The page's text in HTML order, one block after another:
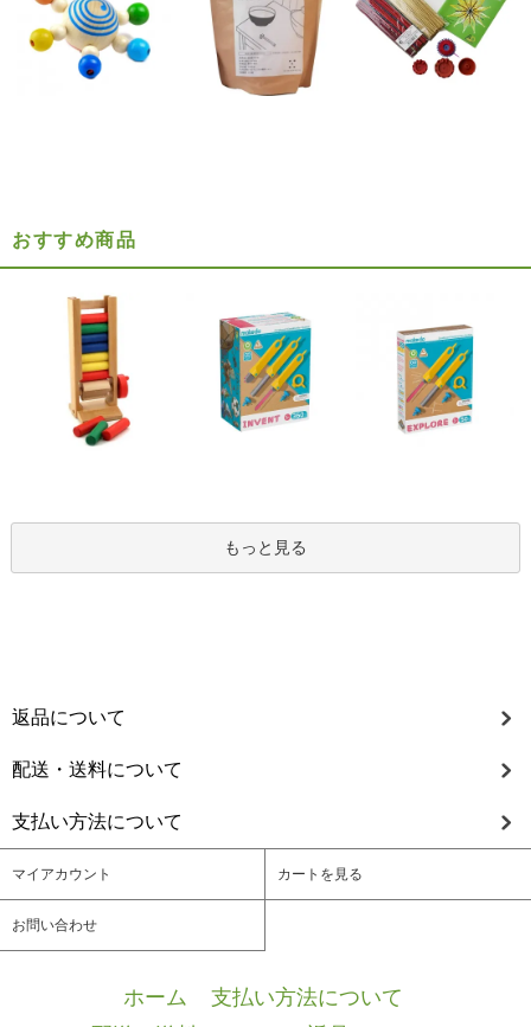
おすすめ商品
もっと見る
返品について
配送・送料について
支払い方法について
マイアカウント カートを見る
お問い合わせ
ホーム 支払い方法について